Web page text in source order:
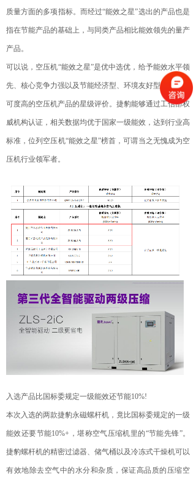
质量方面的多项指标。而经过“能效之星”选出的产品也是
指在节能产品的基础上，与同类产品相比能效领先的量产
产品。
可以说，空压机“能效之星”是优中选优，给予能效水平领
先、核心竞争力强以及节能经济型、环境友好型和社会认
可度高的空压机产品的星级评价。捷豹能够通过工信部权
威机构认证，相关数据均优于国家一级能效，达到行业高
标准，位列空压机“能效之星”榜首，可谓当之无愧成为空
压机行业领军者。
入选产品比国标委规定一级能效还节能10%!
本次入选的两款捷豹永磁螺杆机，竟比国标委规定的一级
能效还要节能10%+，堪称空气压缩机里的“节能先锋”。
捷豹螺杆机的精密过滤器、储气桶以及冷冻式干燥机可以
有效地除去空气中的水分和杂质，保证高品质的压缩空